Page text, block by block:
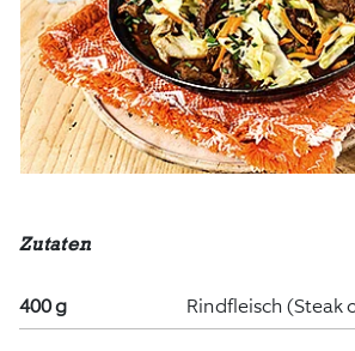
Zutaten
400 g Rindfleisch (Steak